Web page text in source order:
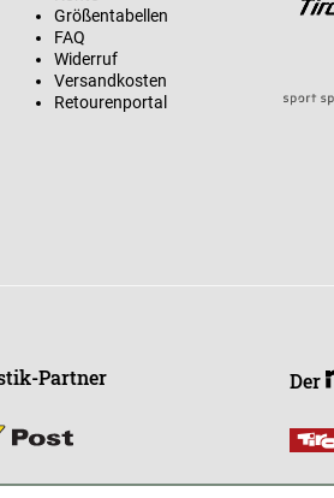
Größentabellen
FAQ
Widerruf
Versandkosten
Retourenportal
Partner Der